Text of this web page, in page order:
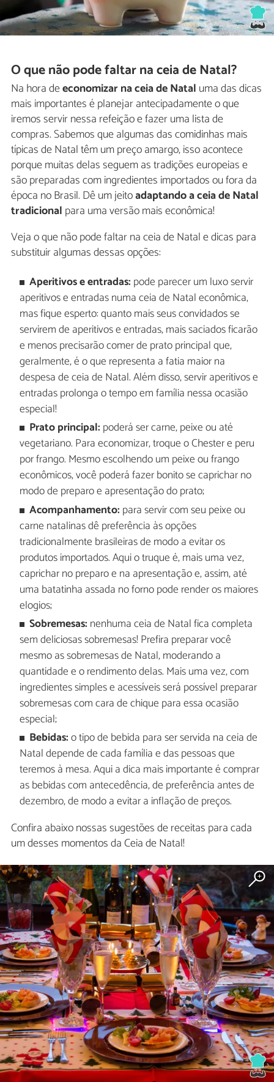
O que não pode faltar na ceia de Natal?
Na hora deeconomizar na ceia de Natal uma das dicas
mais importantes é planejar antecipadamente o que
iremos servir nessa refeição e fazer uma lista de
compras. Sabemos que algumas das comidinhas mais
típicas de Natal têm um preço amargo, isso acontece
porque muitas delas seguem as tradições europeias e
são preparadas com ingredientes importados ou fora da
época no Brasil. Dê um jeitoadaptando a ceia de Natal
tradicional para uma versão mais econômica!
Veja o que não pode faltar na ceia de Natal e dicas para
substituir algumas dessas opções:
Aperitivos e entradas: pode parecer um luxo servir
aperitivos e entradas numa ceia de Natal econômica,
mas fique esperto: quanto mais seus convidados se
servirem de aperitivos e entradas, mais saciados ficarão
e menos precisarão comer de prato principal que,
geralmente, é o que representa a fatia maior na
despesa de ceia de Natal. Além disso, servir aperitivos e
entradas prolonga o tempo em família nessa ocasião
especial!
Prato principal: poderá ser carne, peixe ou até
vegetariano. Para economizar, troque o Chester e peru
por frango. Mesmo escolhendo um peixe ou frango
econômicos, você poderá fazer bonito se caprichar no
modo de preparo e apresentação do prato;
Acompanhamento: para servir com seu peixe ou
carne natalinas dê preferência às opções
tradicionalmente brasileiras de modo a evitar os
produtos importados. Aqui o truque é, mais uma vez,
caprichar no preparo e na apresentação e, assim, até
uma batatinha assada no forno pode render os maiores
elogios;
Sobremesas: nenhuma ceia de Natal fica completa
sem deliciosas sobremesas! Prefira preparar você
mesmo as sobremesas de Natal, moderando a
quantidade e o rendimento delas. Mais uma vez, com
ingredientes simples e acessíveis será possível preparar
sobremesas com cara de chique para essa ocasião
especial;
Bebidas:o tipo de bebida para ser servida na ceia de
Natal depende de cada família e das pessoas que
teremos à mesa. Aqui a dica mais importante é comprar
as bebidas com antecedência, de preferência antes de
dezembro, de modo a evitar a inflação de preços.
Confira abaixo nossas sugestões de receitas para cada
um desses momentos da Ceia de Natal!